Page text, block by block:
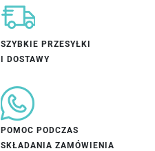
SZYBKIE PRZESYŁKI
I DOSTAWY
POMOC PODCZAS
SKŁADANIA ZAMÓWIENIA